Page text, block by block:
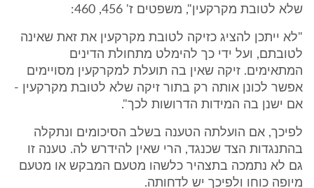
שלא לטובת מקרקעין", משפטים ז' 456, 460:
"לא ייתכן להציג כזיקה לטובת מקרקעין את זאת שאינה
לטובתם, ועל ידי כך להימלט מתחולת הדינים
המתאימים. זיקה שאין בה תועלת למקרקעין מסויימים
אפשר לכונן אותה רק בתור זיקה שלא לטובת מקרקעין -
אם ישנן בה המידות הדרושות לכך".
לפיכך, אם הועלתה הטענה בשלב הסיכומים ונתקלה
בהתנגדות הצד שכנגד, הרי שאין להידרש לה. טענה זו
גם לא נתמכה בתצהיר כלשהו מטעם המבקש או מטעם
מיופה כוחו ולפיכך יש לדחותה.